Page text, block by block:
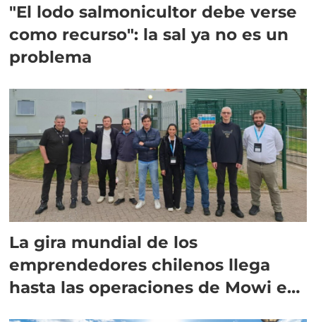
"El lodo salmonicultor debe verse
como recurso": la sal ya no es un
problema
La gira mundial de los
emprendedores chilenos llega
hasta las operaciones de Mowi en